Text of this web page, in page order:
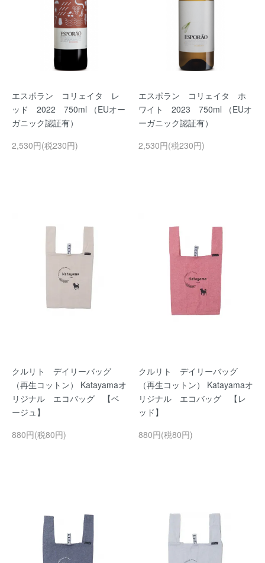
エスポラン コリェイタ レ
ッド 2022 750ml （EUオー
ガニック認証有）
2,530円(税230円)
エスポラン コリェイタ ホ
ワイト 2023 750ml （EUオ
ーガニック認証有）
2,530円(税230円)
クルリト デイリーバッグ
（再生コットン） Katayamaオ
リジナル エコバッグ 【ベ
ージュ】
880円(税80円)
クルリト デイリーバッグ
（再生コットン） Katayamaオ
リジナル エコバッグ 【レ
ッド】
880円(税80円)